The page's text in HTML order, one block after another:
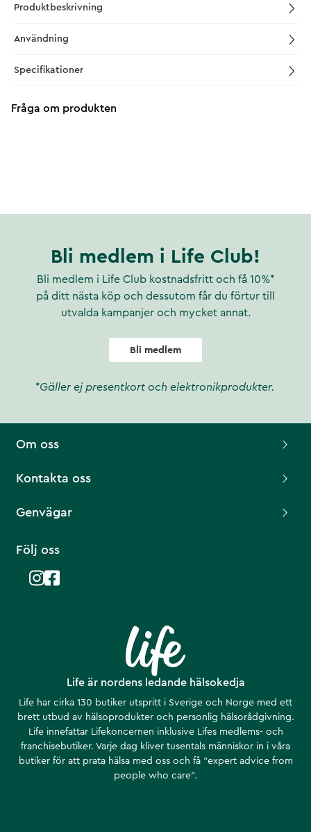
Produktbeskrivning
Användning
Specifikationer
Fråga om produkten
Bli medlem i Life Club!
Bli medlem i Life Club kostnadsfritt och få 10%*
på ditt nästa köp och dessutom får du förtur till
utvalda kampanjer och mycket annat.
Bli medlem
*Gäller ej presentkort och elektronikprodukter.
Life är nordens ledande hälsokedja
Life har cirka 130 butiker utspritt i Sverige och Norge med ett
brett utbud av hälsoprodukter och personlig hälsorådgivning.
Life innefattar Lifekoncernen inklusive Lifes medlems- och
franchisebutiker. Varje dag kliver tusentals människor in i våra
butiker för att prata hälsa med oss och få ”expert advice from
people who care”.
Om oss
Kontakta oss
Genvägar
Följ oss